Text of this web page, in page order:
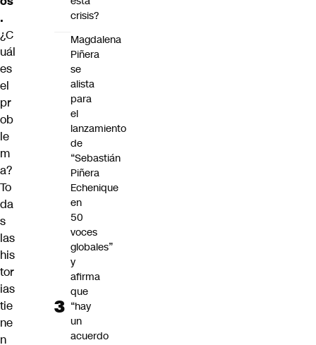
.
¿C
uál
es
el
pr
ob
le
m
a?
To
da
s
las
his
tor
ias
tie
ne
n
crisis?
Magdalena
Piñera
se
alista
para
el
lanzamiento
de
“Sebastián
Piñera
Echenique
en
50
voces
globales”
y
afirma
que
“hay
un
acuerdo